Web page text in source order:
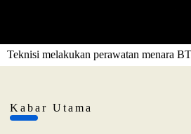
Teknisi melakukan perawatan menara
Kabar Utama